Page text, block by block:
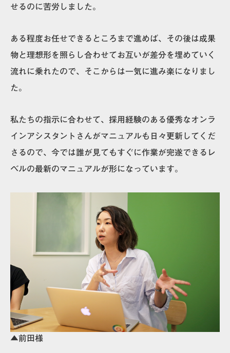
せるのに苦労しました。
ある程度お任せできるところまで進めば、その後は成果
物と理想形を照らし合わせてお互いが差分を埋めていく
流れに乗れたので、そこからは一気に進み楽になりまし
た。
私たちの指示に合わせて、採用経験のある優秀なオンラ
インアシスタントさんがマニュアルも日々更新してくだ
さるので、今では誰が見てもすぐに作業が完遂できるレ
ベルの最新のマニュアルが形になっています。
▲前田様